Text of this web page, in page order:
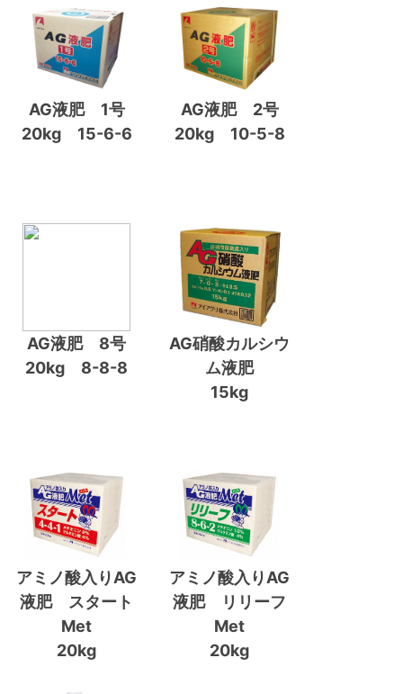
AG液肥 1号
20kg 15-6-6
AG液肥 2号
20kg 10-5-8
AG液肥 8号
20kg 8-8-8
AG硝酸カルシウ
ム液肥
15kg
アミノ酸入りAG
液肥 スタート
Met
20kg
アミノ酸入りAG
液肥 リリーフ
Met
20kg